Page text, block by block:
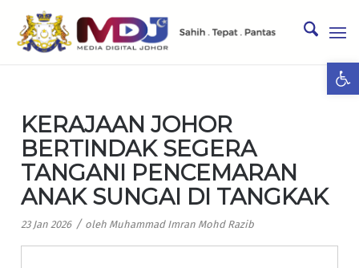
KERAJAAN JOHOR
BERTINDAK SEGERA
TANGANI PENCEMARAN
ANAK SUNGAI DI TANGKAK
23 Jan 2026 / oleh Muhammad Imran Mohd Razib